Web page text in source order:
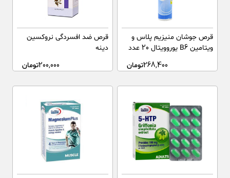
قرص جوشان منیزیم پلاس و
ویتامین B6 یوروویتال 20 عدد
268,400تومان
قرص ضد افسردگی نروکسین
دینه
200,000تومان